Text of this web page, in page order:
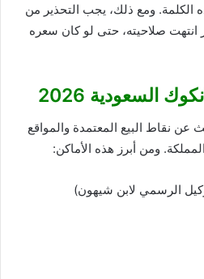
الكلمة. ومع ذلك، يجب التحذير من
انتهت صلاحيته، حتى لو كان سعره
السعودية 2026
عن نقاط البيع المعتمدة والمواقع
ومن أبرز هذه الأماكن: